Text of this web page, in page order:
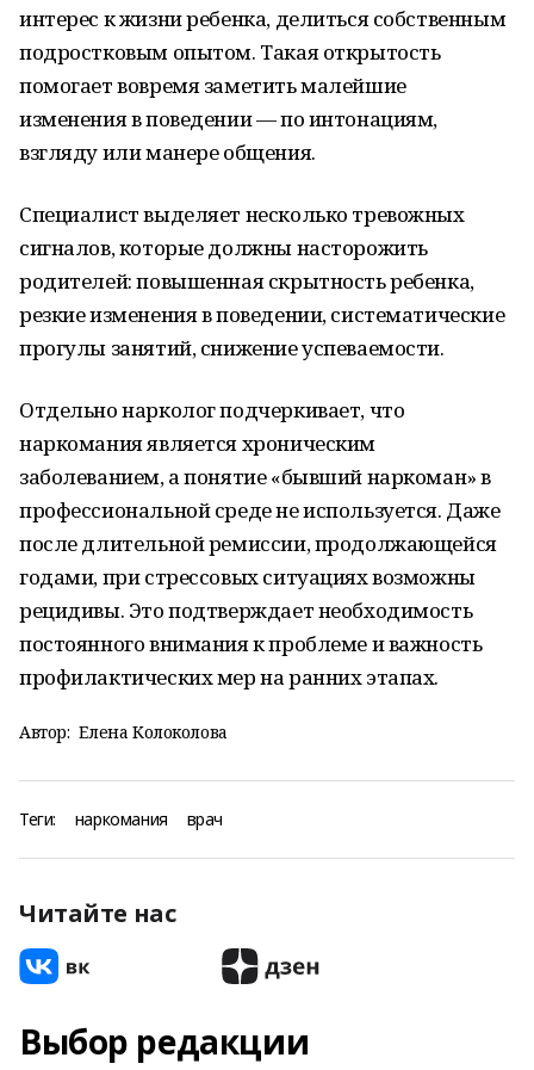
интерес к жизни ребенка, делиться собственным
подростковым опытом. Такая открытость
помогает вовремя заметить малейшие
изменения в поведении — по интонациям,
взгляду или манере общения.
Специалист выделяет несколько тревожных
сигналов, которые должны насторожить
родителей: повышенная скрытность ребенка,
резкие изменения в поведении, систематические
прогулы занятий, снижение успеваемости.
Отдельно нарколог подчеркивает, что
наркомания является хроническим
заболеванием, а понятие «бывший наркоман» в
профессиональной среде не используется. Даже
после длительной ремиссии, продолжающейся
годами, при стрессовых ситуациях возможны
рецидивы. Это подтверждает необходимость
постоянного внимания к проблеме и важность
профилактических мер на ранних этапах.
Автор: Елена Колоколова
Теги: наркомания врач
Читайте нас
Выбор редакции